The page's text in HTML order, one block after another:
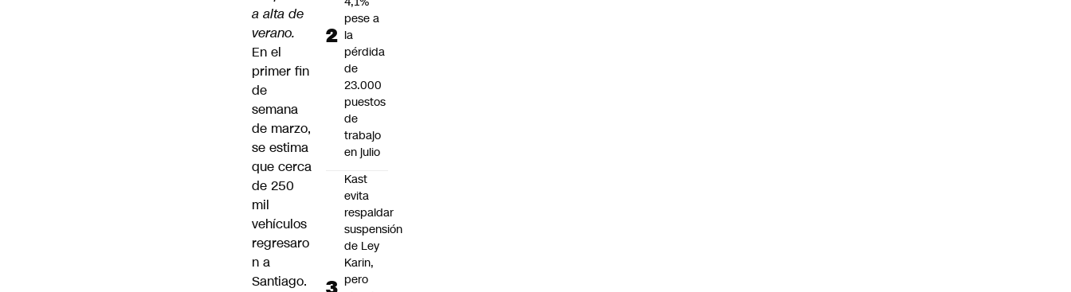
a alta de
verano.
En el
primer fin
de
semana
de marzo,
se estima
que cerca
de 250
mil
vehículos
regresaro
n a
Santiago.
pese a
la
pérdida
de
23.000
puestos
de
trabajo
en julio
Kast
evita
respaldar
suspensión
de Ley
Karin,
pero